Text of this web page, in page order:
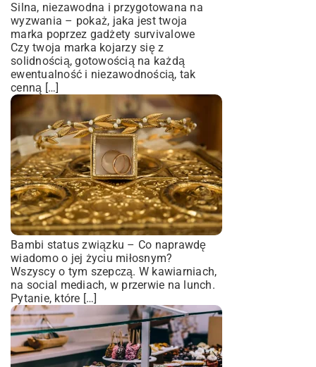
Silna, niezawodna i przygotowana na
wyzwania – pokaż, jaka jest twoja
marka poprzez gadżety survivalowe
Czy twoja marka kojarzy się z
solidnością, gotowością na każdą
ewentualność i niezawodnością, tak
cenną […]
Bambi status związku – Co naprawdę
wiadomo o jej życiu miłosnym?
Wszyscy o tym szepczą. W kawiarniach,
na social mediach, w przerwie na lunch.
Pytanie, które […]